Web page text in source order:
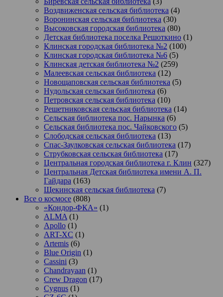
Воздвиженская сельская библиотека (4)
Воронинская сельская библиотека (30)
Высоковская городская библиотека (80)
Детская библиотека поселка Решоткино (1)
Клинская городская библиотека №2 (100)
Клинская городская библиотека №6 (5)
Клинская детская библиотека №2 (259)
Малеевская сельская библиотека (12)
Новощаповская сельская библиотека (5)
Нудольская сельская библиотека (6)
Петровская сельская библиотека (10)
Решетниковская сельская библиотека (14)
Сельская библиотека пос. Нарынка (6)
Сельская библиотека пос. Чайковского (5)
Слободская сельская библиотека (13)
Спас-Заулковская сельская библиотека (17)
Струбковская сельская библиотека (17)
Центральная городская библиотека г. Клин (327)
Центральная Детская библиотека имени А. П.
Гайдара (163)
Щекинская сельская библиотека (7)
Все о космосе (808)
«Кондор-ФКА» (1)
ALMA (1)
Apollo (1)
ART-XC (1)
Artemis (6)
Blue Origin (1)
Cassini (3)
Chandrayaan (1)
Crew Dragon (17)
Cygnus (1)